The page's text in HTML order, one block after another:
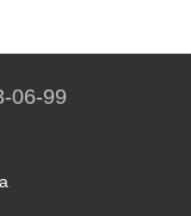
06-99